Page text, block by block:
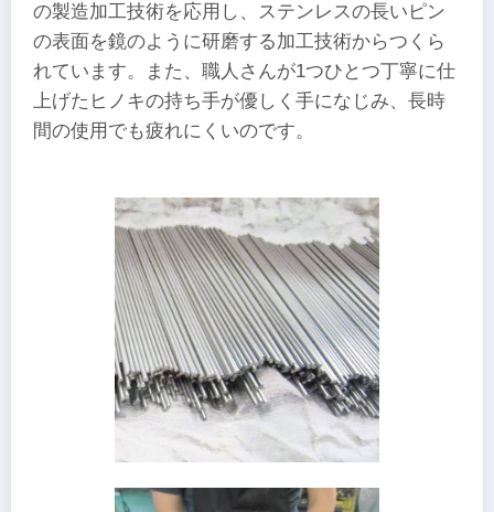
の製造加工技術を応用し、ステンレスの長いピン
の表面を鏡のように研磨する加工技術からつくら
れています。また、職人さんが1つひとつ丁寧に仕
上げたヒノキの持ち手が優しく手になじみ、長時
間の使用でも疲れにくいのです。